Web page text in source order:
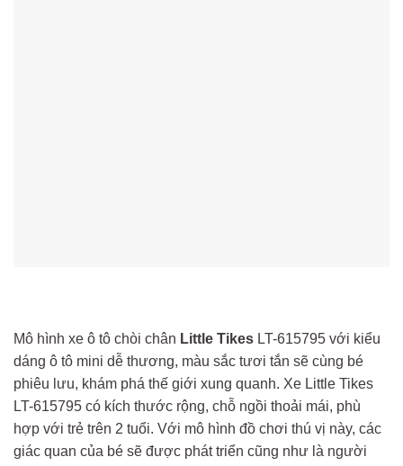
Mô hình xe ô tô chòi chân Little Tikes LT-615795 với kiểu
dáng ô tô mini dễ thương, màu sắc tươi tắn sẽ cùng bé
phiêu lưu, khám phá thế giới xung quanh. Xe Little Tikes
LT-615795 có kích thước rộng, chỗ ngồi thoải mái, phù
hợp với trẻ trên 2 tuổi. Với mô hình đồ chơi thú vị này, các
giác quan của bé sẽ được phát triển cũng như là người